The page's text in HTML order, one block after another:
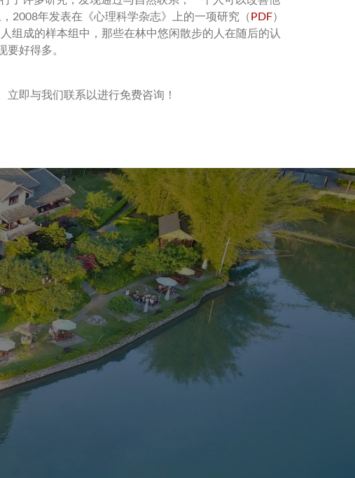
2008年发表在《心理科学杂志》上的一项研究（ PDF）
组成的样本组中，那些在林中悠闲散步的人在随后的认
要好得多。
即与我们联系以进行免费咨询！